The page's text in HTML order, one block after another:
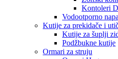
Kontoleri
Vodootporno
Kutije za prekidače i
Kutije za šuplji
Podžbukne kutije
Ormari za struju